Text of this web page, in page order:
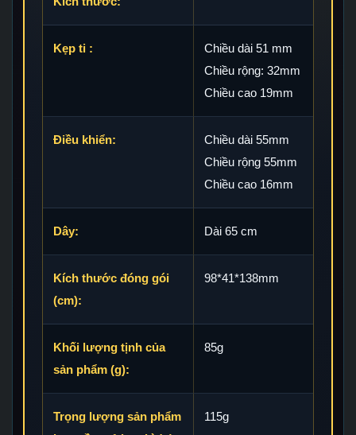
Kẹp ti :
Chiều dài 51 mm
Chiều rộng: 32mm
Chiều cao 19mm
Điều khiển:
Chiều dài 55mm
Chiều rộng 55mm
Chiều cao 16mm
Dây: Dài 65 cm
Kích thước đóng gói
(cm):
98*41*138mm
Khối lượng tịnh của
sản phẩm (g):
85g
Trọng lượng sản phẩm
115g